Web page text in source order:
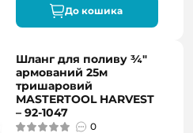
До кошика
Шланг для поливу ¾"
армований 25м
тришаровий
MASTERTOOL HARVEST
– 92-1047
0